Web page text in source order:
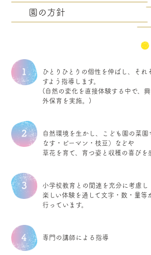
園の方針
ひとりひとりの個性を伸ばし、それ
すよう指導します。
(自然の変化を直接体験する中で、
外保育を実施。)
自然環境を生かし、こども園の菜園
なす・ピーマン・枝豆）などや
草花を育て、育つ姿と収穫の喜びを
小学校教育との関連を充分に考慮し
楽しい体験を通して文字・数・量等
行っています。
専門の講師による指導